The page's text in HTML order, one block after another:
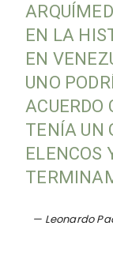
EN LA
EN
UNO
ACUERDO
TENÍA UN
ELENCOS
— Leonardo